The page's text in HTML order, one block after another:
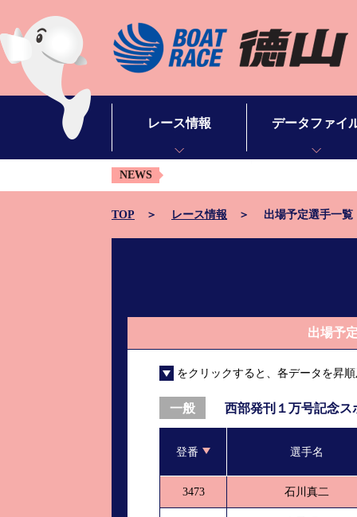
レース情報
シリーズインデックス
出場予定選手一覧
モーター抽選結果・前検タイムランキング
進入コース別選手成績
全国進入コース別選手成績
データファイ
ボートデータ
山口支部選手一覧
山口支部選手優勝
スター候補選手＆
ムービー集
NEWS
TOP レース情報 出場予定選手一覧
出場予
をクリックすると、各データを昇
一般 西部発刊１万号記念ス
登番 選手名
3473 石川真二